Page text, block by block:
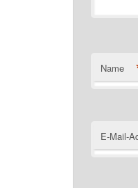
Name
E-Mail-